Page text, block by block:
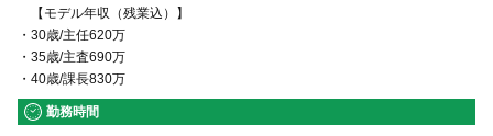
【モデル年収（残業込）】
・30歳/主任620万
・35歳/主査690万
・40歳/課長830万
勤務時間